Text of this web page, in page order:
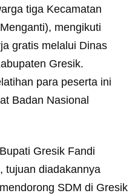
tiga Kecamatan
mengikuti
gratis melalui Dinas
Gresik.
para peserta ini
Badan Nasional
Gresik Fandi
tujuan diadakannya
SDM di Gresik